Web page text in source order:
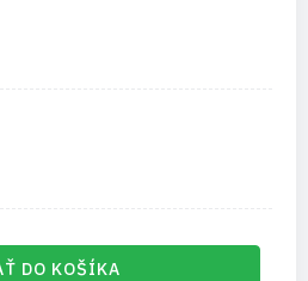
DO KOŠÍKA